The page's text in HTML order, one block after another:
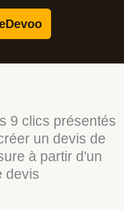
9 clics présentés
un devis de
à partir d'un
devis